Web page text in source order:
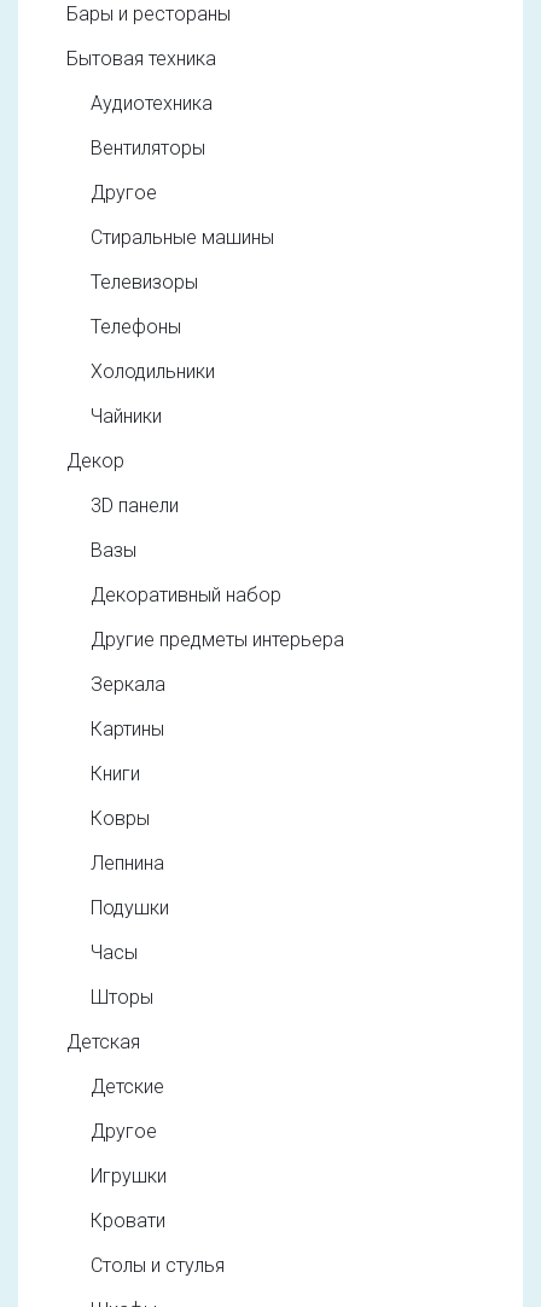
Бары и рестораны
Бытовая техника
Аудиотехника
Вентиляторы
Другое
Стиральные машины
Телевизоры
Телефоны
Холодильники
Чайники
Декор
3D панели
Вазы
Декоративный набор
Другие предметы интерьера
Зеркала
Картины
Книги
Ковры
Лепнина
Подушки
Часы
Шторы
Детская
Детские
Другое
Игрушки
Кровати
Столы и стулья